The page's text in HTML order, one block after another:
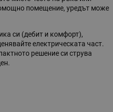
помещение, уредът може
си (дебит и комфорт),
електрическата част.
решение си струва